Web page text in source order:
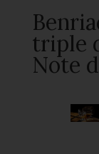
triple
Note